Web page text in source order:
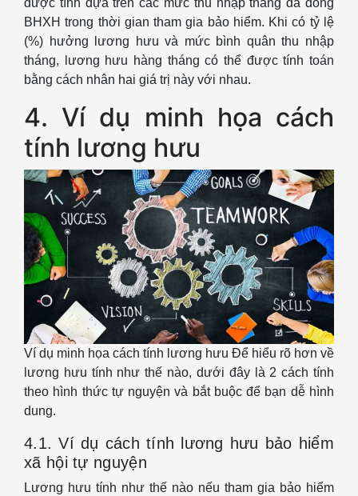
được tính dựa trên các mức thu nhập tháng đã đóng
BHXH trong thời gian tham gia bảo hiểm. Khi có tỷ lệ
(%) hưởng lương hưu và mức bình quân thu nhập
tháng, lương hưu hàng tháng có thể được tính toán
bằng cách nhân hai giá trị này với nhau.
4. Ví dụ minh họa cách
tính lương hưu
Ví dụ minh họa cách tính lương hưu Để hiểu rõ hơn về
lương hưu tính như thế nào, dưới đây là 2 cách tính
theo hình thức tự nguyện và bắt buộc để bạn dễ hình
dung.
4.1. Ví dụ cách tính lương hưu bảo hiểm
xã hội tự nguyện
Lương hưu tính như thế nào nếu tham gia bảo hiểm